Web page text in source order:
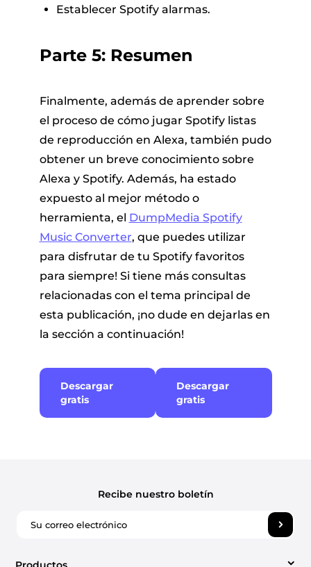
Establecer Spotify alarmas.
Parte 5: Resumen
Finalmente, además de aprender sobre
el proceso de cómo jugar Spotify listas
de reproducción en Alexa, también pudo
obtener un breve conocimiento sobre
Alexa y Spotify. Además, ha estado
expuesto al mejor método o
herramienta, el DumpMedia Spotify
Music Converter, que puedes utilizar
para disfrutar de tu Spotify favoritos
para siempre! Si tiene más consultas
relacionadas con el tema principal de
esta publicación, ¡no dude en dejarlas en
la sección a continuación!
Descargar
gratis
Descargar
gratis
Recibe nuestro boletín